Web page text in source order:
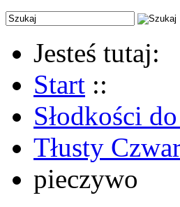
Jesteś tutaj:
Start ::
Słodkości
Tłusty
pieczywo